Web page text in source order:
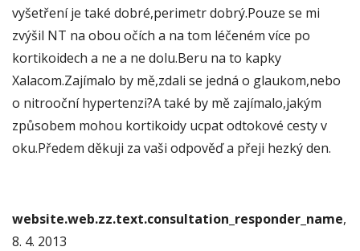
vyšetření je také dobré,perimetr dobrý.Pouze se mi
zvýšil NT na obou očích a na tom léčeném více po
kortikoidech a ne a ne dolu.Beru na to kapky
Xalacom.Zajímalo by mě,zdali se jedná o glaukom,nebo
o nitrooční hypertenzi?A také by mě zajímalo,jakým
způsobem mohou kortikoidy ucpat odtokové cesty v
oku.Předem děkuji za vaši odpověď a přeji hezký den.
website.web.zz.text.consultation_responder_name,
8. 4. 2013